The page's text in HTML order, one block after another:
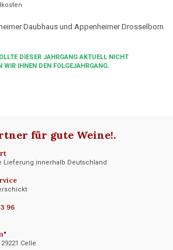
Daubhaus und Appenheimer Drosselborn
DIESER JAHRGANG AKTUELL NICHT
WIR IHNEN DEN FOLGEJAHRGANG.
für gute Weine!.
Lieferung innerhalb Deutschland
96
Celle